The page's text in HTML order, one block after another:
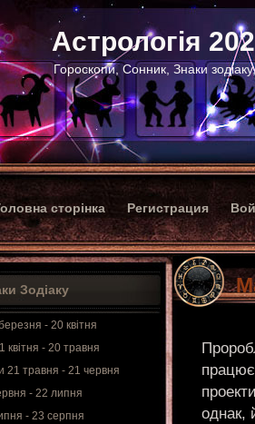
Астрологія
Гороскопи, Сонник, Знаки
сторінка Регистрация
Зодіаку
- 20 квітня
квітня - 20 травня
21 травня - 21 червня
- 22 липня
- 23 серпня
однак,